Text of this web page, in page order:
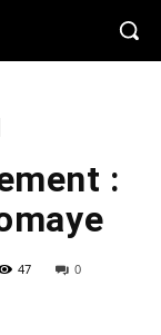
:
47 0